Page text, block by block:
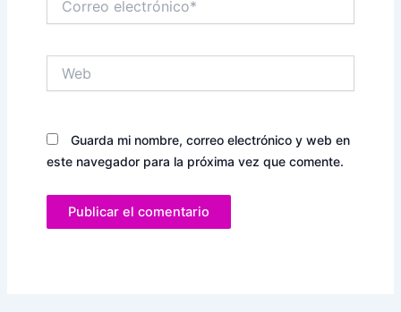
electrónico*
Guarda mi nombre, correo electrónico y web en
este navegador para la próxima vez que comente.